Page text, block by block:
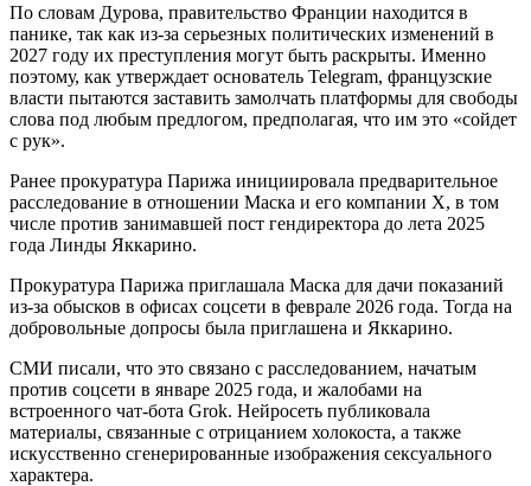
По словам Дурова, правительство Франции находится в
панике, так как из-за серьезных политических изменений в
2027 году их преступления могут быть раскрыты. Именно
поэтому, как утверждает основатель Telegram, французские
власти пытаются заставить замолчать платформы для свободы
слова под любым предлогом, предполагая, что им это «сойдет
с рук».
Ранее прокуратура Парижа инициировала предварительное
расследование в отношении Маска и его компании X, в том
числе против занимавшей пост гендиректора до лета 2025
года Линды Яккарино.
Прокуратура Парижа приглашала Маска для дачи показаний
из-за обысков в офисах соцсети в феврале 2026 года. Тогда на
добровольные допросы была приглашена и Яккарино.
СМИ писали, что это связано с расследованием, начатым
против соцсети в январе 2025 года, и жалобами на
встроенного чат-бота Grok. Нейросеть публиковала
материалы, связанные с отрицанием холокоста, а также
искусственно сгенерированные изображения сексуального
характера.